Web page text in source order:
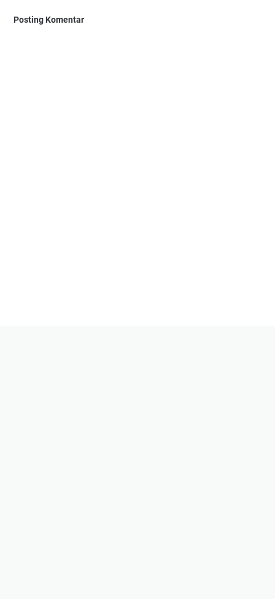
Posting Komentar